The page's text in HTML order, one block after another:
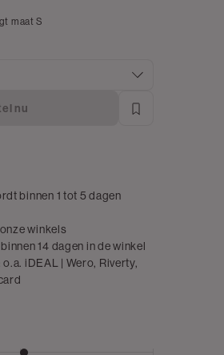
maat S
nu
binnen 1 tot 5 dagen
winkels
14 dagen in de winkel
iDEAL | Wero, Riverty,